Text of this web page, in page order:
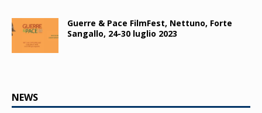
Guerre & Pace FilmFest, Nettuno, Forte
Sangallo, 24-30 luglio 2023
NEWS